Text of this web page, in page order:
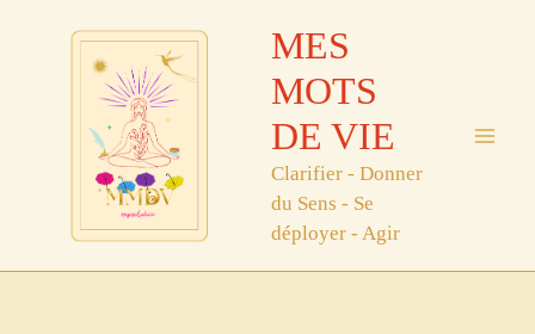
MES
MOTS
DE VIE
Clarifier - Donner
du Sens - Se
déployer - Agir